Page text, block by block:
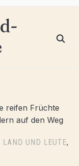
LAND UND LEUTE,